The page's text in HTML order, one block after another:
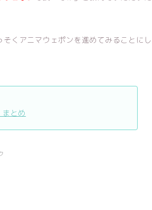
くアニマウェポンを進めてみることにし
とめ